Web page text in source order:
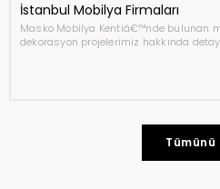
İstanbul Mobilya Firmaları
Masko Mobilya Kentiâ€™nde bulunan
dekorasyon projelerimiz hakkında
Tümünü